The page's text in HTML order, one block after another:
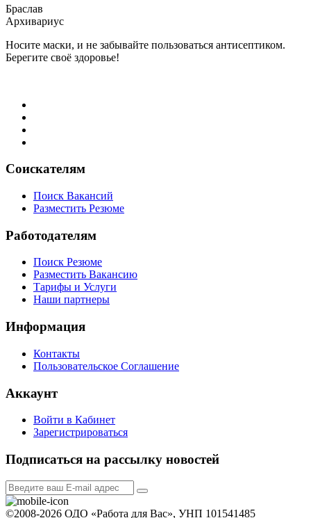
Браслав
Архивариус
Носите маски, и не забывайте пользоваться антисептиком.
Берегите своё здоровье!
Соискателям
Поиск Вакансий
Разместить Резюме
Работодателям
Поиск Резюме
Разместить Вакансию
Тарифы и Услуги
Наши партнеры
Информация
Контакты
Пользовательское Соглашение
Аккаунт
Войти в Кабинет
Зарегистрироваться
Подписаться на рассылку новостей
©2008-2026 ОДО «Работа для Вас», УНП 101541485